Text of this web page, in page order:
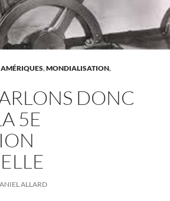
,MONDIALISATION,
DONC
5E
ALLARD